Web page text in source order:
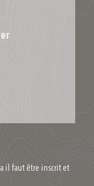
il faut être inscrit et